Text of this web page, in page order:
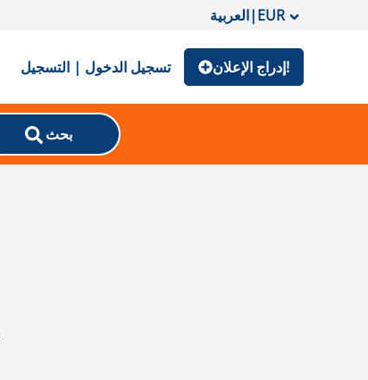
العربية|EUR
تسجيل الدخول | التسجيل إدراج الإعلان!
بحث